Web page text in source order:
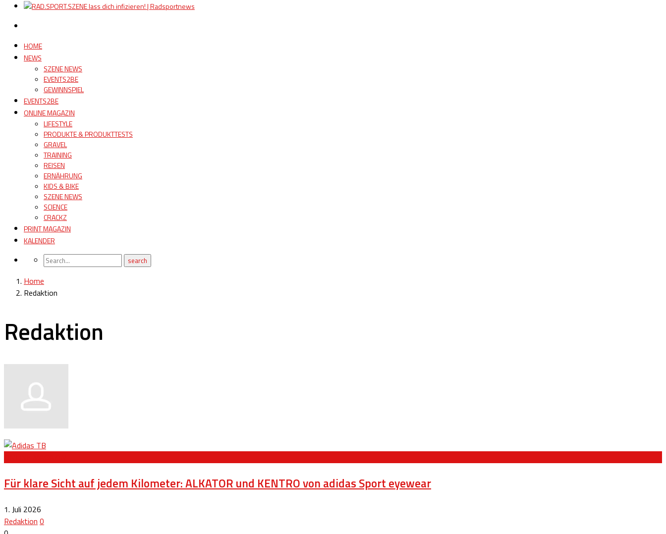
HOME
NEWS
SZENE NEWS
EVENTS2BE
GEWINNSPIEL
EVENTS2BE
ONLINE MAGAZIN
LIFESTYLE
PRODUKTE & PRODUKTTESTS
GRAVEL
TRAINING
REISEN
ERNÄHRUNG
KIDS & BIKE
SZENE NEWS
SCIENCE
CRACKZ
PRINT MAGAZIN
KALENDER
Home
Redaktion
Redaktion
Für klare Sicht auf jedem Kilometer: ALKATOR und KENTRO von adidas Sport eyewear
1. Juli 2026
Redaktion 0